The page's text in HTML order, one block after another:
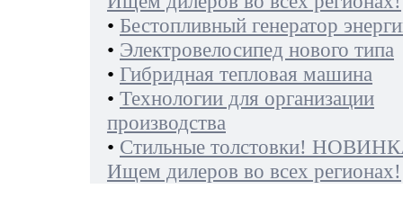
• Бестопливный генератор
• Электровелосипед нового типа
• Гибридная тепловая машина
• Технологии для организации
производства
• Стильные толстовки!
Ищем дилеров во всех регионах!